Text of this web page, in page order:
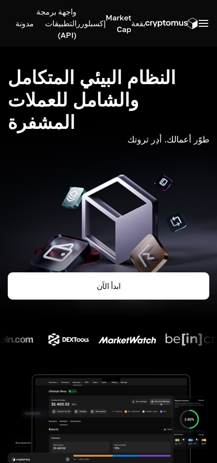
بقعة
Market
Cap
إكسبلورر
واجهة برمجة
التطبيقات
(API)
مدونة
النظام البيئي المتكامل
والشامل للعملات
المشفرة
طوّر أعمالك. أدِر ثروتك
ابدأ الآن